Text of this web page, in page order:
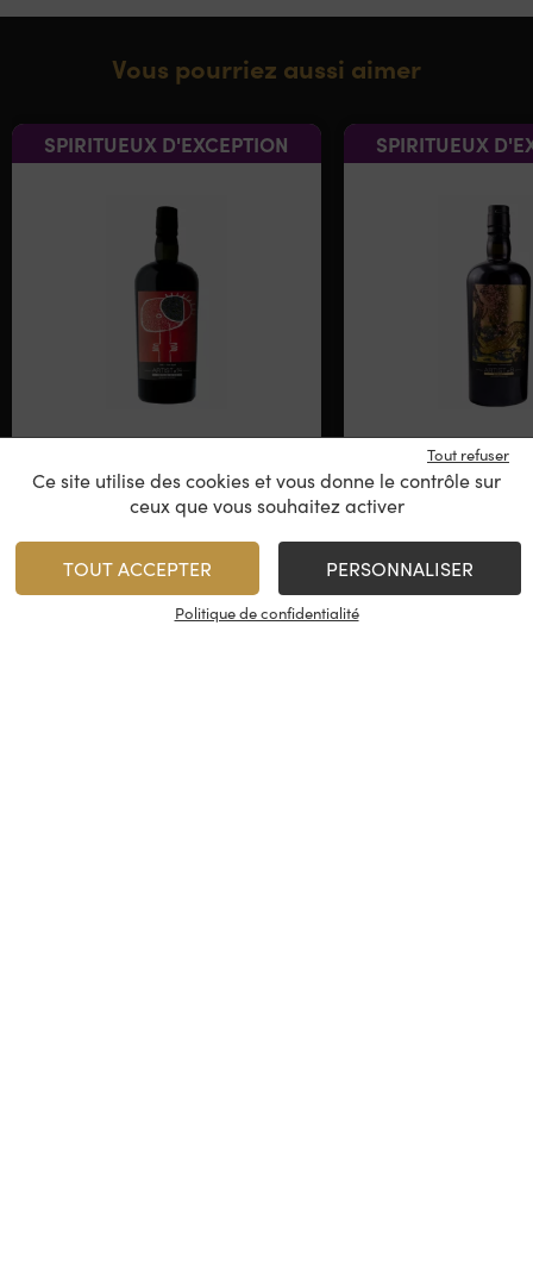
Vous pourriez aussi aimer
SPIRITUEUX D'EXCEPTION
Artist #14 – Highland
Ecosse - Highlands
2003
475,00€ /70 cl
SPIRITUEUX
Artist #8 –
1995
1995
385,00€
Ce site utilise des cookies et vous donne le contrôle sur
ceux que vous souhaitez activer
TOUT ACCEPTER
Tout refuser
PERSONNALISER
Politique de confidentialité